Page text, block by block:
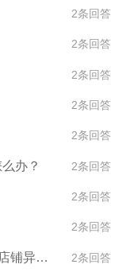
台运营经验，提
铺的成长和表
境平台进行跨境
境电商服务，助
2条回答
2条回答
2条回答
2条回答
2条回答
办？ 2条回答
2条回答
2条回答
FNAC.BE遇到店铺KPI、纠纷处理、店铺异常如何处理？ 2条回答